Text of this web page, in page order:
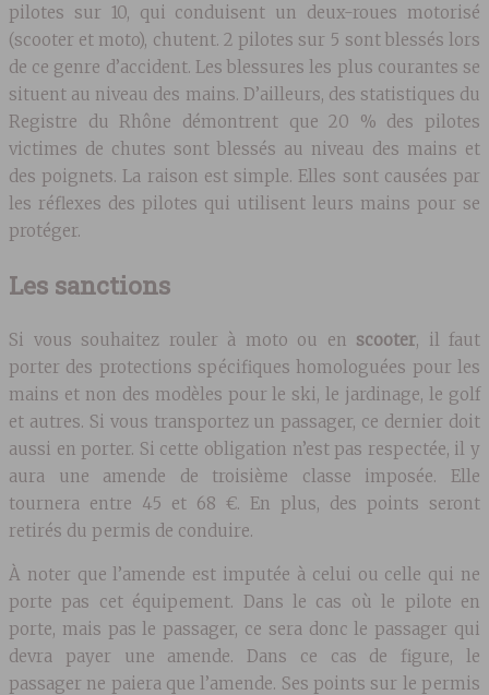
pilotes sur 10, qui conduisent un deux-roues motorisé
(scooter et moto), chutent. 2 pilotes sur 5 sont blessés lors
de ce genre d’accident. Les blessures les plus courantes se
situent au niveau des mains. D’ailleurs, des statistiques du
Registre du Rhône démontrent que 20 % des pilotes
victimes de chutes sont blessés au niveau des mains et
des poignets. La raison est simple. Elles sont causées par
les réflexes des pilotes qui utilisent leurs mains pour se
protéger.
Les sanctions
Si vous souhaitez rouler à moto ou en scooter, il faut
porter des protections spécifiques homologuées pour les
mains et non des modèles pour le ski, le jardinage, le golf
et autres. Si vous transportez un passager, ce dernier doit
aussi en porter. Si cette obligation n’est pas respectée, il y
aura une amende de troisième classe imposée. Elle
tournera entre 45 et 68 €. En plus, des points seront
retirés du permis de conduire.
À noter que l’amende est imputée à celui ou celle qui ne
porte pas cet équipement. Dans le cas où le pilote en
porte, mais pas le passager, ce sera donc le passager qui
devra payer une amende. Dans ce cas de figure, le
passager ne paiera que l’amende. Ses points sur le permis